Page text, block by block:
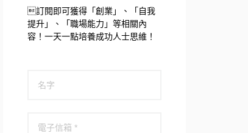
訂閱即可獲得「創業」、「自我
提升」、「職場能力」等相關內
容！一天一點培養成功人士思維！